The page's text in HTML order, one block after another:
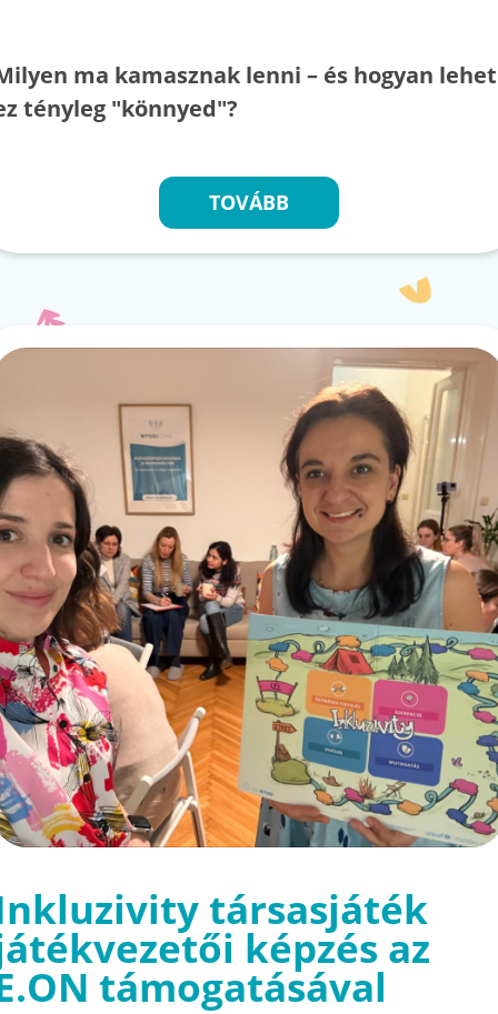
ma kamasznak lenni – és hogyan lehet
tényleg "könnyed"?
TOVÁBB
társasjáték
képzés az
támogatásával